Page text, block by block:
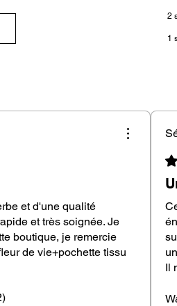
long
renowned for its density and
Guaiac wood, is handmade in France,
Its unique caramel color adds a
a truly one-of-a-kind piece. This
makes it a true gem of dowsing.
2
1
et d'une qualité
et très soignée. Je
boutique, je remercie
de vie+pochette tissu
Il